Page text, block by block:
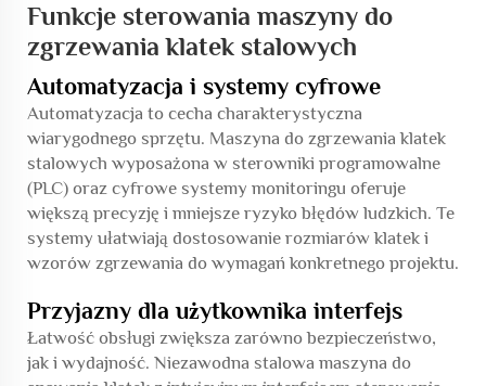
Funkcje sterowania maszyny do
zgrzewania klatek stalowych
Automatyzacja i systemy cyfrowe
Automatyzacja to cecha charakterystyczna
wiarygodnego sprzętu. Maszyna do zgrzewania klatek
stalowych wyposażona w sterowniki programowalne
(PLC) oraz cyfrowe systemy monitoringu oferuje
większą precyzję i mniejsze ryzyko błędów ludzkich. Te
systemy ułatwiają dostosowanie rozmiarów klatek i
wzorów zgrzewania do wymagań konkretnego projektu.
Przyjazny dla użytkownika interfejs
Łatwość obsługi zwiększa zarówno bezpieczeństwo,
jak i wydajność. Niezawodna stalowa maszyna do